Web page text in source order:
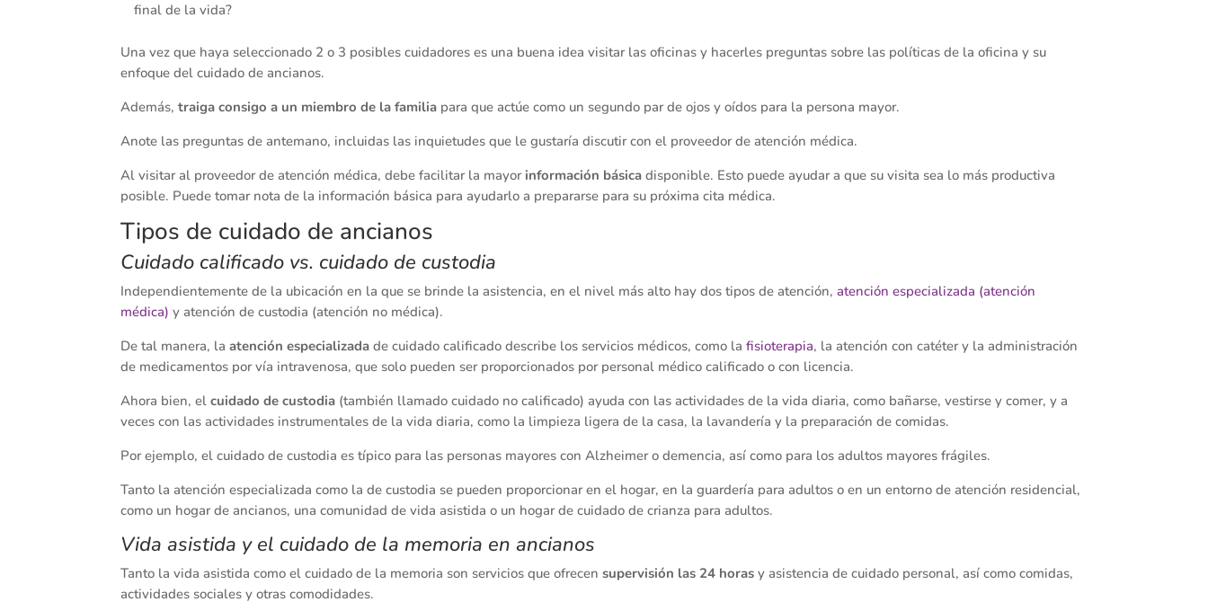
final de la vida?
Una vez que haya seleccionado 2 o 3 posibles cuidadores es una buena idea visitar las oficinas y hacerles preguntas sobre las políticas de la oficina y su
enfoque del cuidado de ancianos.
Además,traiga consigo a un miembro de la familia para que actúe como un segundo par de ojos y oídos para la persona mayor.
Anote las preguntas de antemano, incluidas las inquietudes que le gustaría discutir con el proveedor de atención médica.
Al visitar al proveedor de atención médica, debe facilitar la mayor información básica disponible. Esto puede ayudar a que su visita sea lo más productiva
posible. Puede tomar nota de la información básica para ayudarlo a prepararse para su próxima cita médica.
Tipos de cuidado de ancianos
Cuidado calificado vs. cuidado de custodia
Independientemente de la ubicación en la que se brinde la asistencia, en el nivel más alto hay dos tipos de atención,atención especializada (atención
médica) y atención de custodia (atención no médica).
De tal manera, laatención especializada de cuidado calificado describe los servicios médicos, como lafisioterapia, la atención con catéter y la administración
de medicamentos por vía intravenosa, que solo pueden ser proporcionados por personal médico calificado o con licencia.
Ahora bien, elcuidado de custodia (también llamado cuidado no calificado) ayuda con las actividades de la vida diaria, como bañarse, vestirse y comer, y a
veces con las actividades instrumentales de la vida diaria, como la limpieza ligera de la casa, la lavandería y la preparación de comidas.
Por ejemplo, el cuidado de custodia es típico para las personas mayores con Alzheimer o demencia, así como para los adultos mayores frágiles.
Tanto la atención especializada como la de custodia se pueden proporcionar en el hogar, en la guardería para adultos o en un entorno de atención residencial,
como un hogar de ancianos, una comunidad de vida asistida o un hogar de cuidado de crianza para adultos.
Vida asistida y el cuidado de la memoria en ancianos
Tanto la vida asistida como el cuidado de la memoria son servicios que ofrecensupervisión las 24 horas y asistencia de cuidado personal, así como comidas,
actividades sociales y otras comodidades.